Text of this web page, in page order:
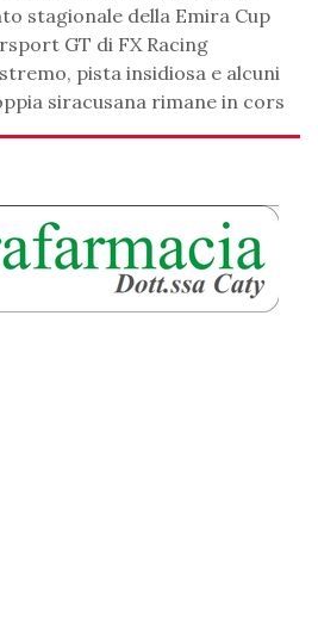
stagionale della Emira Cup
GT di FX Racing
pista insidiosa e alcuni
siracusana rimane in cors